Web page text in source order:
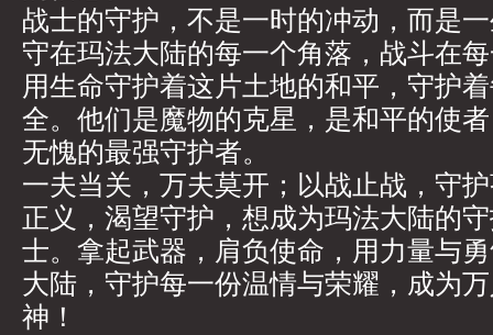
战士的守护，不是一时的冲动，而是
守在玛法大陆的每一个角落，战斗在
用生命守护着这片土地的和平，守护
全。他们是魔物的克星，是和平的使
无愧的最强守护者。
一夫当关，万夫莫开；以战止战，守
正义，渴望守护，想成为玛法大陆的
士。拿起武器，肩负使命，用力量与
大陆，守护每一份温情与荣耀，成为
神！